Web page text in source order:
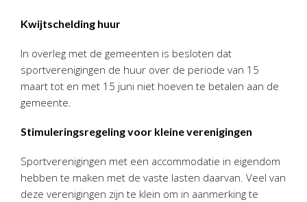
Nieuwsoverzicht
Handige links
Downloads
Contact
AvantiOnline
Kwijtschelding huur
In overleg met de gemeenten is besloten dat
sportverenigingen de huur over de periode van 15
maart tot en met 15 juni niet hoeven te betalen aan de
gemeente.
Stimuleringsregeling voor kleine verenigingen
Sportverenigingen met een accommodatie in eigendom
hebben te maken met de vaste lasten daarvan. Veel van
deze verenigingen zijn te klein om in aanmerking te